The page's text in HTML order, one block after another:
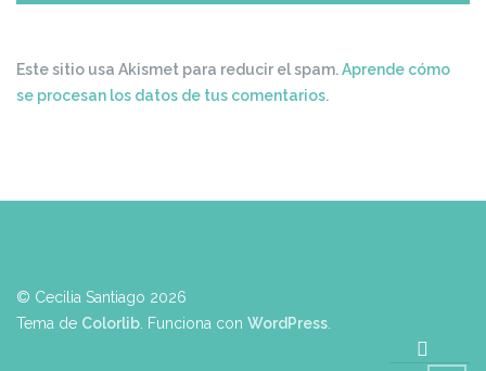
Este sitio usa Akismet para reducir el spam.Aprende cómo
se procesan los datos de tus comentarios.
© Cecilia Santiago 2026
Tema de Colorlib . Funciona con WordPress